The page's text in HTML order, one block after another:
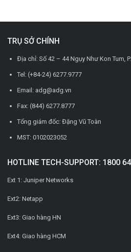
TRỤ SỞ CHÍNH
Địa chỉ: Số 42 – 44 Ngụy Như Kon Tum,
Tel: (+84-24) 6277.9777
Email: adg@adg.vn
Fax: (844) 6277.8777
Tổng giám đốc: Đặng Vũ Toàn
MST: 0102023052
HOTLINE TECH-SUPPORT: 1800
Ext 1: Juniper Networks
Ext2: Netapp
Ext3: Giao hàng HN
Ext4: Giao hàng HCM